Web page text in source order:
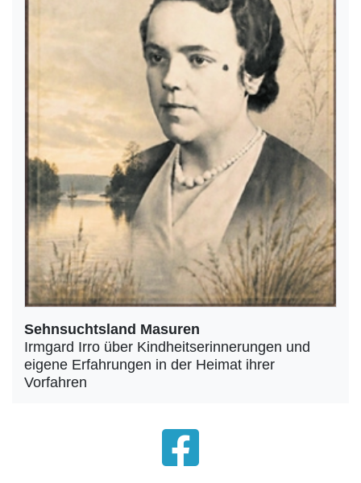
Sehnsuchtsland Masuren
Irmgard Irro über Kindheitserinnerungen und
eigene Erfahrungen in der Heimat ihrer
Vorfahren